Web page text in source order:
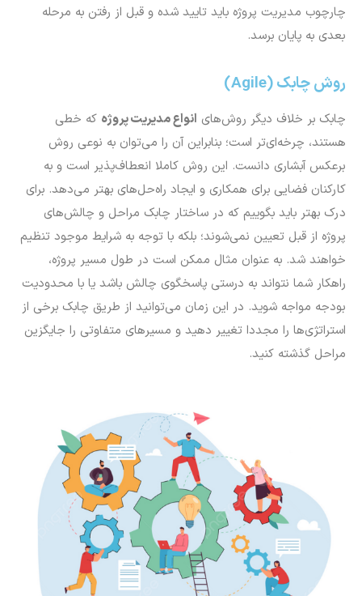
چارچوب مدیریت پروژه باید تایید شده و قبل از رفتن به مرحله
بعدی به پایان برسد.
روش چابک (Agile)
چابک بر خلاف دیگر روش‌های انواع مدیریت پروژه که خطی‌
هستند، چرخه‌ای‌تر است؛ بنابراین آن را می‌توان به نوعی روش
برعکس آبشاری دانست. این روش کاملا انعطاف‌پذیر است و به
کارکنان فضایی برای همکاری و ایجاد راه‌حل‌های بهتر می‌دهد. برای
درک بهتر باید بگوییم که در ساختار چابک مراحل و چالش‌های
پروژه از قبل تعیین نمی‌شوند؛ بلکه با توجه به شرایط موجود تنظیم
خواهند شد. به عنوان مثال ممکن است در طول مسیر پروژه،
راهکار شما نتواند به درستی پاسخگوی چالش باشد یا با محدودیت
بودجه مواجه شوید. در این زمان می‌توانید از طریق چابک برخی از
استراتژی‌ها را مجددا تغییر دهید و مسیرهای متفاوتی را جایگزین
مراحل گذشته کنید.